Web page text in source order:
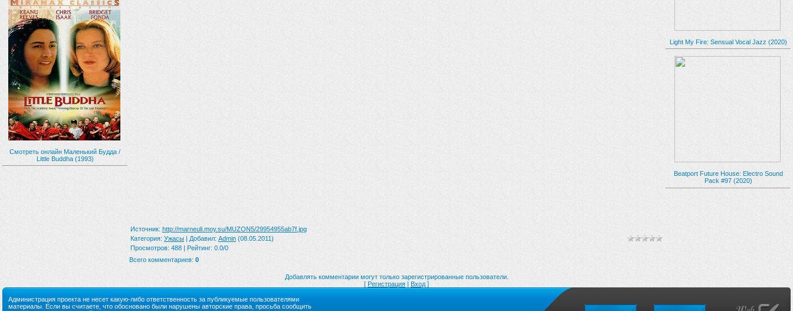
Смотреть онлайн Маленький Будда /
Little Buddha (1993)
Light My Fire: Sensual Vocal Jazz (2020)
Beatport Future House: Electro Sound
Pack #97 (2020)
Источник: http://marneuli.moy.su/MUZON5/29954955ab7f.jpg
Категория: Ужасы | Добавил: Admin (08.05.2011)
Просмотров: 488 | Рейтинг: 0.0/0
Всего комментариев: 0
Добавлять комментарии могут только зарегистрированные пользователи.
[ Регистрация | Вход ]
Администрация проекта не несет какую-либо ответственность за публикуемые пользователями
материалы. Если вы считаете, что обосновано были нарушены авторские права, просьба сообщить